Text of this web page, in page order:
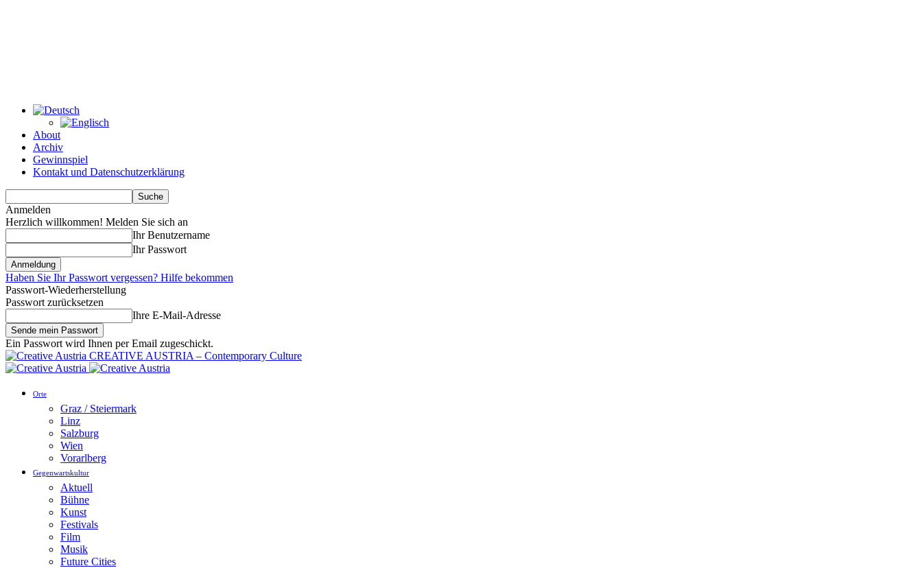
About
Archiv
Gewinnspiel
Kontakt und Datenschutzerklärung
Anmelden
Herzlich willkommen! Melden Sie sich an
Ihr Benutzername
Ihr Passwort
Haben Sie Ihr Passwort vergessen? Hilfe bekommen
Passwort-Wiederherstellung
Passwort zurücksetzen
Ihre E-Mail-Adresse
Ein Passwort wird Ihnen per Email zugeschickt.
CREATIVE AUSTRIA – Contemporary Culture
Orte
Graz / Steiermark
Linz
Salzburg
Wien
Vorarlberg
Gegenwartskultur
Aktuell
Bühne
Kunst
Festivals
Film
Musik
Future Cities